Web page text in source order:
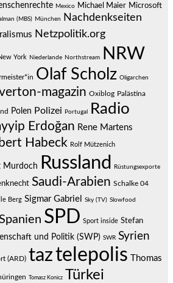
Mexico Michael Maier Microsoft
(MBS) München Nachdenkseiten
Netzpolitik.org
York Niederlande Northstream NRW
Olaf Scholz Oligarchen
magazin Oxiblog Palästina
Polen Polizei Portugal Radio
Erdoğan Rene Martens
Habeck Rolf Mützenich
Murdoch Russland Rüstungsexporte
Saudi-Arabien Schalke 04
Berg Sigmar Gabriel Sky (TV) Slowfood
SPD Sport inside Stefan
und Politik (SWP) SWR Syrien
(ARD) taztelepolis
Thomas
Tomasz Konicz Türkei